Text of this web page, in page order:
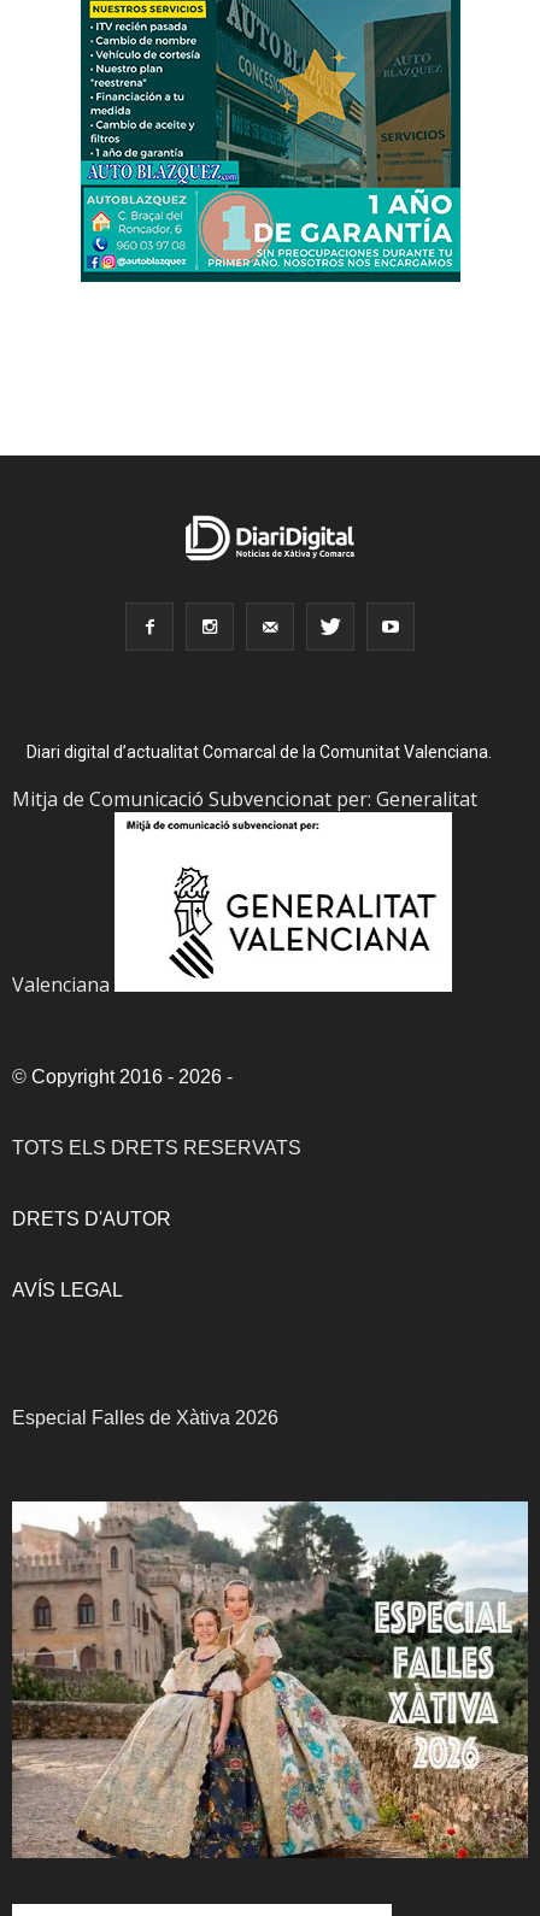
Diari digital d’actualitat Comarcal de la Comunitat Valenciana.
Mitja de Comunicació Subvencionat per: Generalitat
Valenciana
© Copyright 2016 - 2026 -
TOTS ELS DRETS RESERVATS
DRETS D'AUTOR
AVÍS LEGAL
Especial Falles de Xàtiva 2026